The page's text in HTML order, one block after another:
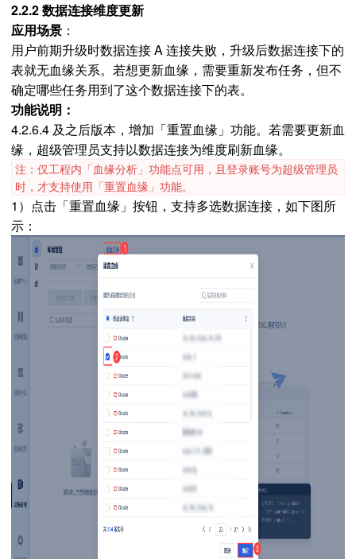
2.2.2 数据连接维度更新
应用场景 ：
用户前期升级时数据连接 A 连接失败，升级后数据连接下的
表就无血缘关系。若想更新血缘，需要重新发布任务，但不
确定哪些任务用到了这个数据连接下的表。
功能说明：
4.2.6.4 及之后版本，增加「重置血缘」功能。若需要更新血
缘，超级管理员支持以数据连接为维度刷新血缘。
注：仅工程内「血缘分析」功能点可用，且登录账号为超级管理员
时，才支持使用「重置血缘」功能。
1）点击「重置血缘」按钮，支持多选数据连接，如下图所
示：